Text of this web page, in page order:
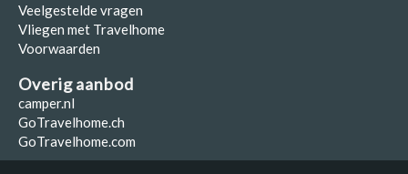
Veelgestelde vragen
Vliegen met Travelhome
Voorwaarden
Overig aanbod
camper.nl
GoTravelhome.ch
GoTravelhome.com